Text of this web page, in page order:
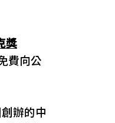
獎
費向公
辦的中